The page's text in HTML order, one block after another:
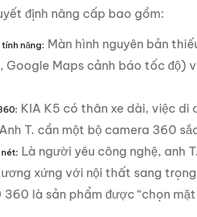
định nâng cấp bao gồm:
năng: Màn hình nguyên bản
Google Maps cảnh báo tốc độ)
KIA K5 có thân xe dài, việc di
T. cần một bộ camera 360
nét: Là người yêu công nghệ, anh
xứng với nội thất sang
là sản phẩm được “chọn